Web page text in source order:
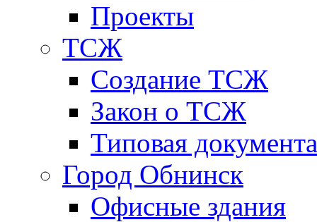
Проекты
ТСЖ
Создание ТСЖ
Закон о ТСЖ
Типовая
Город Обнинск
Офисные здания